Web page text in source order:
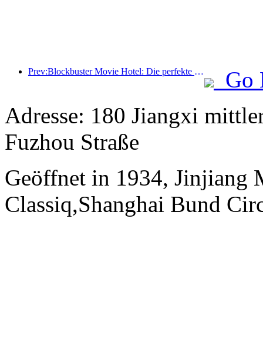
Prev:Blockbuster Movie Hotel: Die perfekte Fusion aus Business und Film
Go
Adresse: 180 Jiangxi
Fuzhou Straße
Geöffnet in 1934, Jinjiang
Classiq,Shanghai Bund